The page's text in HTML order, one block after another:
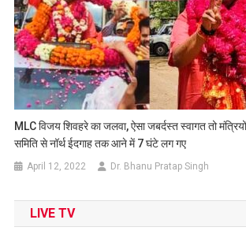
MLC विजय शिवहरे का जलवा, ऐसा जबर्दस्त स्वागत तो
समिति से नॉर्थ ईदगाह तक आने में 7 घंटे लग गए
April 12, 2022 Dr. Bhanu Pratap Singh
LIVE TV